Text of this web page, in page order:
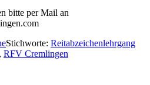
bitte per Mail an
Stichworte: Reitabzeichenlehrgang
, RFV Cremlingen